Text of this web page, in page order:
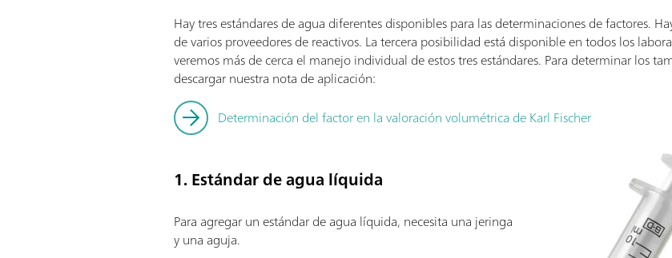
Hay tres estándares de agua diferentes disponibles para las determinaciones de factores.
de varios proveedores de reactivos. La tercera posibilidad está disponible en todos los
veremos más de cerca el manejo individual de estos tres estándares. Para determinar los
descargar nuestra nota de aplicación:
Determinación del factor en la valoración volumétrica de Karl Fischer
1. Estándar de agua líquida
Para agregar un estándar de agua líquida, necesita una jeringa
y una aguja.